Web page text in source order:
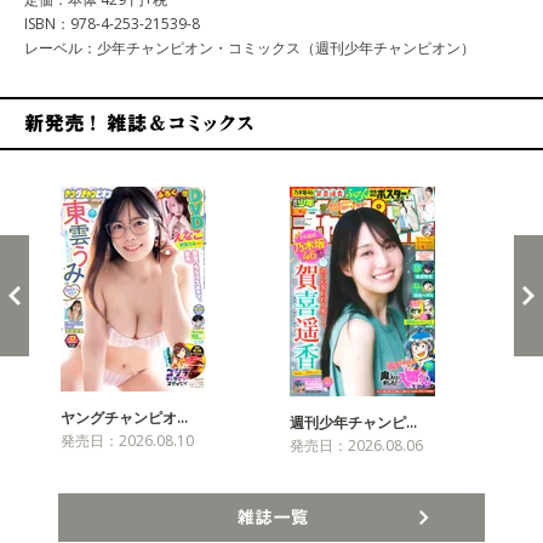
ISBN：978-4-253-21539-8
レーベル：少年チャンピオン・コミックス（週刊少年チャンピオン）
ヤングチャンピオ…
発売日：2026.08.10
週刊少年チャンピ…
発売日：2026.08.06